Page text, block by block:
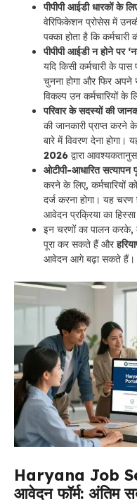
पीपीपी आईडी धारकों के
वेरिफिकेशन प्रोसेस में
पक्का होता है कि
पीपीपी आईडी न होने पर
यदि किसी कर्मचारी के पास
चुनना होगा और फिर अपने
विकल्प उन कर्मचारियों के
परिवार के सदस्यों की
की जानकारी प्राप्त करने
बारे में विवरण देना होगा।
2026 द्वारा
ओटीपी-आधारित
करने के लिए, कर्मचारियों
दर्ज करना होगा। यह चरण
आवेदन प्रक्रिया का
इन चरणों का पालन करके,
पूरा कर सकते हैं और
आवेदन आगे बढ़ा सकते हैं।
Haryana Job
आवेदन फॉर्म: अंतिम